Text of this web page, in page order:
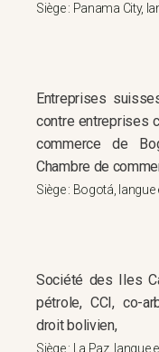
Siège : Panama City,
Entreprises
contre entreprises
commerce de
Chambre de
Siège : Bogotá,
Société des Iles
pétrole, CCI, co-
droit bolivien,
Siège : La Paz, langue